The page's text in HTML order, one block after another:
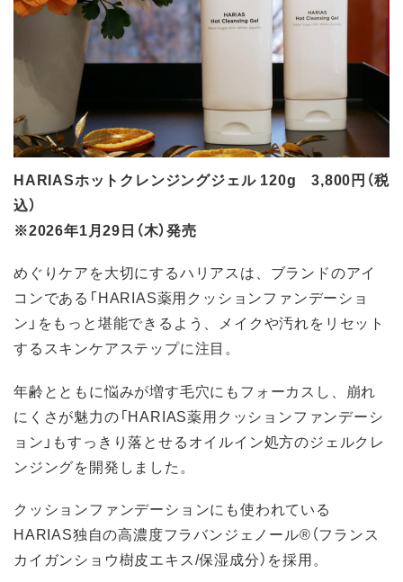
HARIASホットクレンジングジェル 120g 3,800円（税
込）
※2026年1月29日（木）発売
めぐりケアを大切にするハリアスは、ブランドのアイ
コンである「HARIAS薬用クッションファンデーショ
ン」をもっと堪能できるよう、メイクや汚れをリセット
するスキンケアステップに注目。
年齢とともに悩みが増す毛穴にもフォーカスし、崩れ
にくさが魅力の「HARIAS薬用クッションファンデーシ
ョン」もすっきり落とせるオイルイン処方のジェルクレ
ンジングを開発しました。
クッションファンデーションにも使われている
HARIAS独自の高濃度フラバンジェノール®（フランス
カイガンショウ樹皮エキス/保湿成分）を採用。